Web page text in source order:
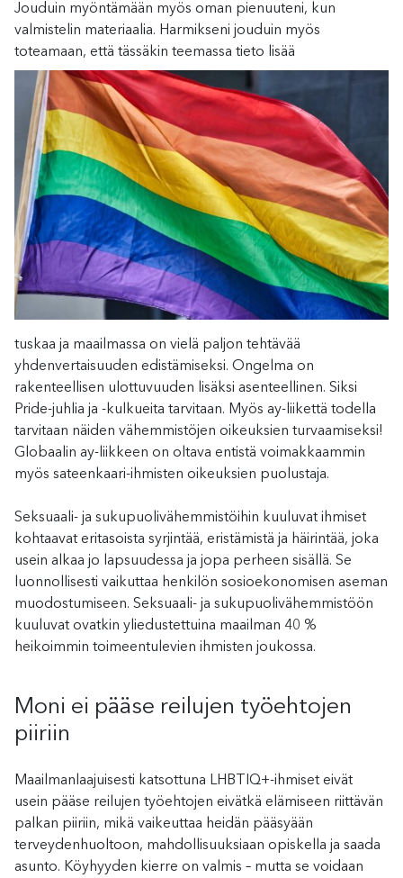
Jouduin myöntämään myös oman pienuuteni, kun
valmistelin materiaalia. Harmikseni jouduin myös
toteamaan, että tässäkin teemassa tieto lisää
tuskaa ja maailmassa on vielä paljon tehtävää
yhdenvertaisuuden edistämiseksi. Ongelma on
rakenteellisen ulottuvuuden lisäksi asenteellinen. Siksi
Pride-juhlia ja -kulkueita tarvitaan. Myös ay-liikettä todella
tarvitaan näiden vähemmistöjen oikeuksien turvaamiseksi!
Globaalin ay-liikkeen on oltava entistä voimakkaammin
myös sateenkaari-ihmisten oikeuksien puolustaja.
Seksuaali- ja sukupuolivähemmistöihin kuuluvat ihmiset
kohtaavat eritasoista syrjintää, eristämistä ja häirintää, joka
usein alkaa jo lapsuudessa ja jopa perheen sisällä. Se
luonnollisesti vaikuttaa henkilön sosioekonomisen aseman
muodostumiseen. Seksuaali- ja sukupuolivähemmistöön
kuuluvat ovatkin yliedustettuina maailman 40 %
heikoimmin toimeentulevien ihmisten joukossa.
Moni ei pääse reilujen työehtojen
piiriin
Maailmanlaajuisesti katsottuna LHBTIQ+-ihmiset eivät
usein pääse reilujen työehtojen eivätkä elämiseen riittävän
palkan piiriin, mikä vaikeuttaa heidän pääsyään
terveydenhuoltoon, mahdollisuuksiaan opiskella ja saada
asunto. Köyhyyden kierre on valmis – mutta se voidaan